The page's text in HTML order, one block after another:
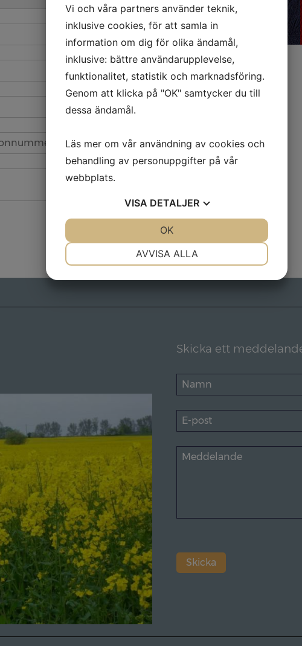
Skicka ett
Skicka
Vi och våra partners använder teknik,
inklusive cookies, för att samla in
information om dig för olika ändamål,
inklusive: bättre användarupplevelse,
funktionalitet, statistik och marknadsföring.
Genom att klicka på "OK" samtycker du till
dessa ändamål.
Läs mer om vår användning av cookies och
behandling av personuppgifter på vår
webbplats.
VISA DETALJER
AVVISA ALLA
OK